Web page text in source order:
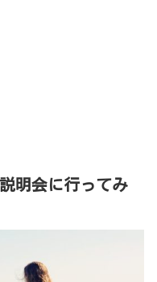
明会に行ってみ